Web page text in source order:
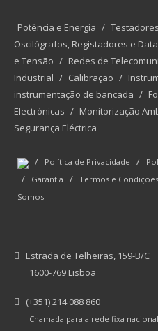
Potência e Energia /
Oscilógrafos, Registadores e
e Tensão / Redes de
Industrial / Calibração /
instrumentação de bancada /
Electrónicas / Monitorização
Segurança Eléctrica
/ Política de Privacidade /
/ Garantia / Termos e Condições
Somos
Estrada de Telheiras, 159-B/C
1600-769 Lisboa
(+351) 214 088 860
Chamada para a rede fixa nacional